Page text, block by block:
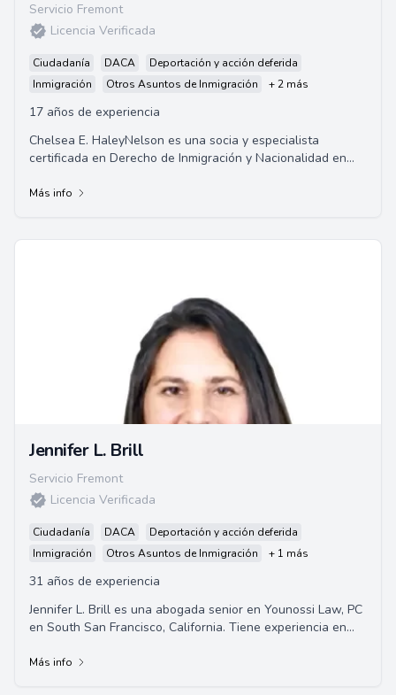
Servicio Fremont
Licencia Verificada
Ciudadanía DACA
Deportación y acción deferida
Inmigración
Otros Asuntos de Inmigración + 2 más
17 años de experiencia
Chelsea E. HaleyNelson es una socia y especialista
certificada en Derecho de Inmigración y Nacionalidad en
Más info
Jennifer L. Brill
Servicio Fremont
Licencia Verificada
Ciudadanía DACA
Deportación y acción deferida
Inmigración
Otros Asuntos de Inmigración + 1 más
31 años de experiencia
Jennifer L. Brill es una abogada senior en Younossi Law, PC
en South San Francisco, California. Tiene experiencia en
Más info